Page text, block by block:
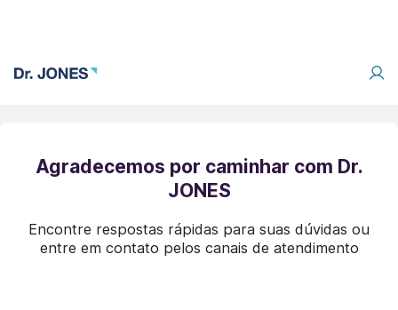
Agradecemos por caminhar com Dr.
JONES
Encontre respostas rápidas para suas dúvidas ou
entre em contato pelos canais de atendimento